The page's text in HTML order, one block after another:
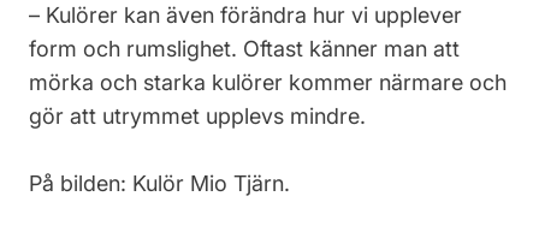
– Kulörer kan även förändra hur vi upplever
form och rumslighet. Oftast känner man att
mörka och starka kulörer kommer närmare och
gör att utrymmet upplevs mindre.
På bilden: Kulör Mio Tjärn.